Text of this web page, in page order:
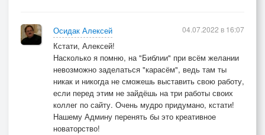
Осидак Алексей
Кстати, Алексей!
Насколько я помню, на "Библии" при всём желании
невозможно заделаться "карасём", ведь там ты
никак и никогда не сможешь выставить свою работу,
если перед этим не зайдёшь на три работы своих
коллег по сайту. Очень мудро придумано, кстати!
Нашему Админу перенять бы это креативное
новаторство!
04.07.2022 в 16:07